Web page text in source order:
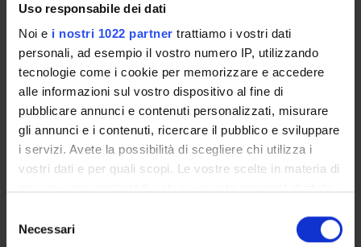
Uso responsabile dei dati
Noi e i nostri 1022 partner trattiamo i vostri dati
personali, ad esempio il vostro numero IP, utilizzando
tecnologie come i cookie per memorizzare e accedere
alle informazioni sul vostro dispositivo al fine di
pubblicare annunci e contenuti personalizzati, misurare
gli annunci e i contenuti, ricercare il pubblico e sviluppare
i servizi. Avete la possibilità di scegliere chi utilizza i
vostri dati e per quali scopi. Le vostre scelte in materia di
modificare o revocare il proprio consenso in qualsiasi
delNecessari
Courses
Academic Calendar
Lesson timetable
Degree Programme
Exam calendar
Notices
Faculty staff
STUDYING